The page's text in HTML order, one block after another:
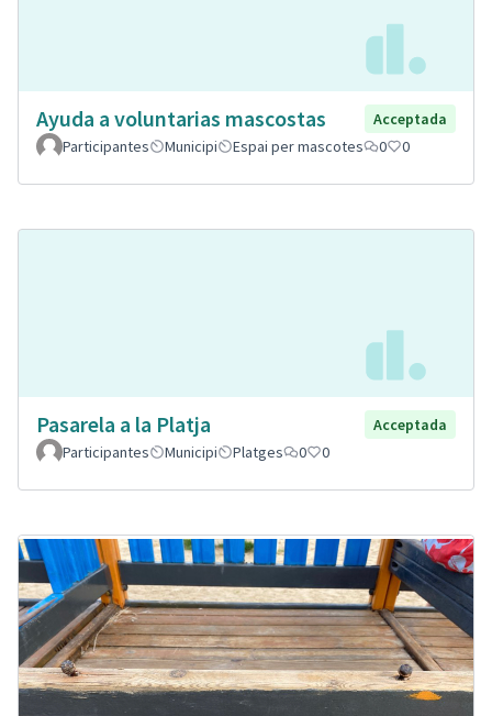
Ayuda a voluntarias mascostas
Acceptada
Participantes
Municipi Espai per mascotes 0 0
Pasarela a la Platja
Acceptada
Participantes
Municipi Platges 0 0